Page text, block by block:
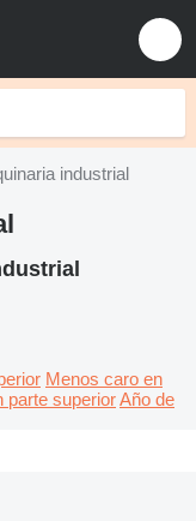
industrial
Menos caro en
parte superiorAño de